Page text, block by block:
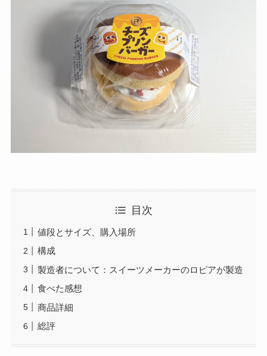
目次
値段とサイズ、購入場所
構成
製造者について：スイーツメーカーのロピアが製造
食べた感想
商品詳細
総評